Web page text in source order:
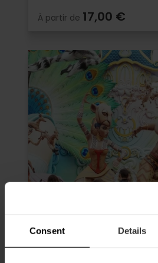
Consent Details
À partir de 17,00 €